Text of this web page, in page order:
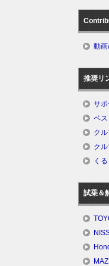
動
推奨リ
サ
ベ
ク
ク
く
試乗＆